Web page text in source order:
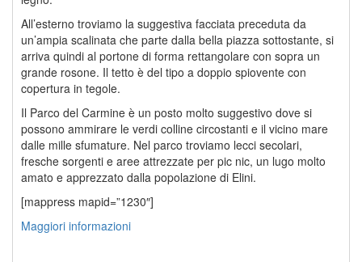
All’esterno troviamo la suggestiva facciata preceduta da
un’ampia scalinata che parte dalla bella piazza sottostante, si
arriva quindi al portone di forma rettangolare con sopra un
grande rosone. Il tetto è del tipo a doppio spiovente con
copertura in tegole.
Il Parco del Carmine è un posto molto suggestivo dove si
possono ammirare le verdi colline circostanti e il vicino mare
dalle mille sfumature. Nel parco troviamo lecci secolari,
fresche sorgenti e aree attrezzate per pic nic, un lugo molto
amato e apprezzato dalla popolazione di Elini.
[mappress mapid=”1230″]
Maggiori informazioni